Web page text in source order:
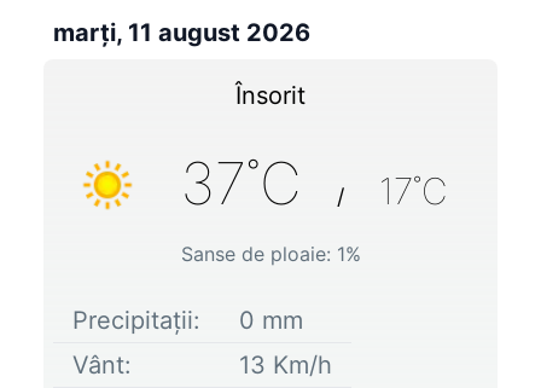
marți, 11 august 2026
Însorit
37˚C / 17˚C
Sanse de ploaie: 1%
Precipitații: 0 mm
Vânt:
13 Km/h